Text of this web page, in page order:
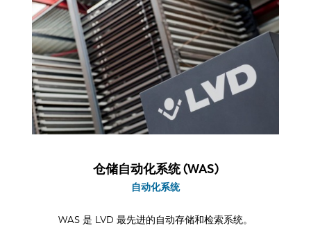
仓储自动化系统 (WAS)
自动化系统
WAS 是 LVD 最先进的自动存储和检索系统。